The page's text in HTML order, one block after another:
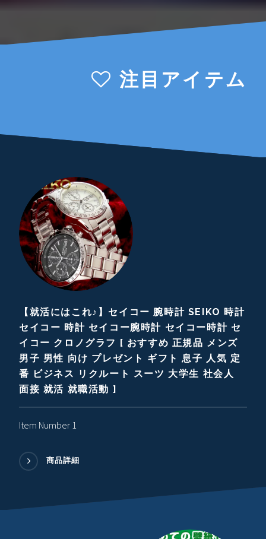
注目アイテム
【就活にはこれ♪】セイコー 腕時計 SEIKO 時計
セイコー 時計 セイコー腕時計 セイコー時計 セ
イコー クロノグラフ [ おすすめ 正規品 メンズ
男子 男性 向け プレゼント ギフト 息子 人気 定
番 ビジネス リクルート スーツ 大学生 社会人
面接 就活 就職活動 ]
Item Number 1
商品詳細